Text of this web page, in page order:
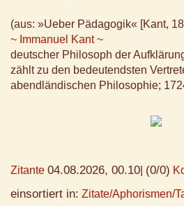
(aus: »Ueber Pädagogik« [Kant,
~ Immanuel Kant ~
deutscher Philosoph der
zählt zu den bedeutendsten
abendländischen Philosophie;
Zitante 04.08.2026, 00.10 (0/0)
einsortiert in: Zitate/Aphorismen/